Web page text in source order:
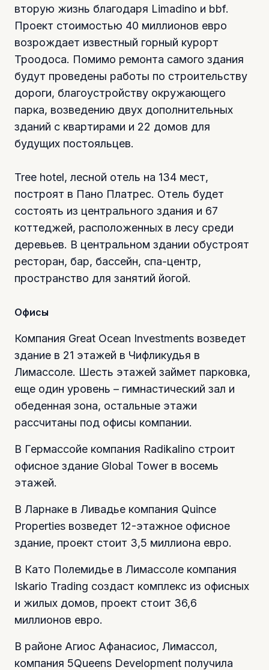
вторую жизнь благодаря Limadino и bbf.
Проект стоимостью 40 миллионов евро
возрождает известный горный курорт
Троодоса. Помимо ремонта самого здания
будут проведены работы по строительству
дороги, благоустройству окружающего
парка, возведению двух дополнительных
зданий с квартирами и 22 домов для
будущих постояльцев.
Tree hotel, лесной отель на 134 мест,
построят в Пано Платрес. Отель будет
состоять из центрального здания и 67
коттеджей, расположенных в лесу среди
деревьев. В центральном здании обустроят
ресторан, бар, бассейн, спа-центр,
пространство для занятий йогой.
Офисы
Компания Great Ocean Investments возведет
здание в 21 этажей в Чифликудья в
Лимассоле. Шесть этажей займет парковка,
еще один уровень – гимнастический зал и
обеденная зона, остальные этажи
рассчитаны под офисы компании.
В Гермассойе компания Radikalino строит
офисное здание Global Tower в восемь
этажей.
В Ларнаке в Ливадье компания Quince
Properties возведет 12-этажное офисное
здание, проект стоит 3,5 миллиона евро.
В Като Полемидье в Лимассоле компания
Iskario Trading создаст комплекс из офисных
и жилых домов, проект стоит 36,6
миллионов евро.
В районе Агиос Афанасиос, Лимассол,
компания 5Queens Development получила